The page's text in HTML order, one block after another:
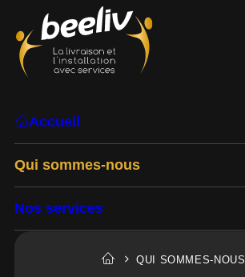
Accueil
Qui sommes-nous
Nos services
Secteurs d’activité
QUI SOMMES-NOUS